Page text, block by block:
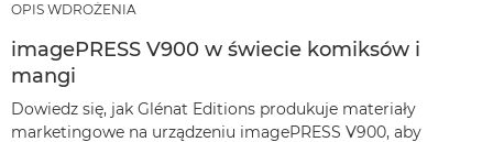
OPIS WDROŻENIA
imagePRESS V900 w świecie komiksów i
mangi
Dowiedz się, jak Glénat Editions produkuje materiały
marketingowe na urządzeniu imagePRESS V900, aby